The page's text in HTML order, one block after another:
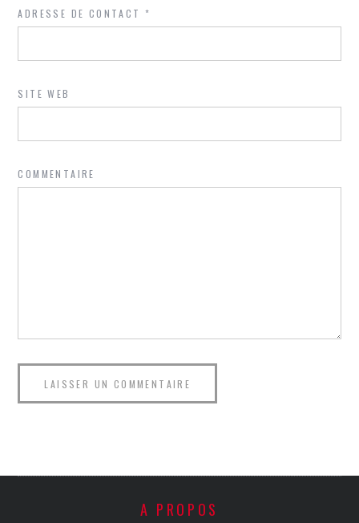
ADRESSE DE CONTACT*
SITE WEB
COMMENTAIRE
A PROPOS